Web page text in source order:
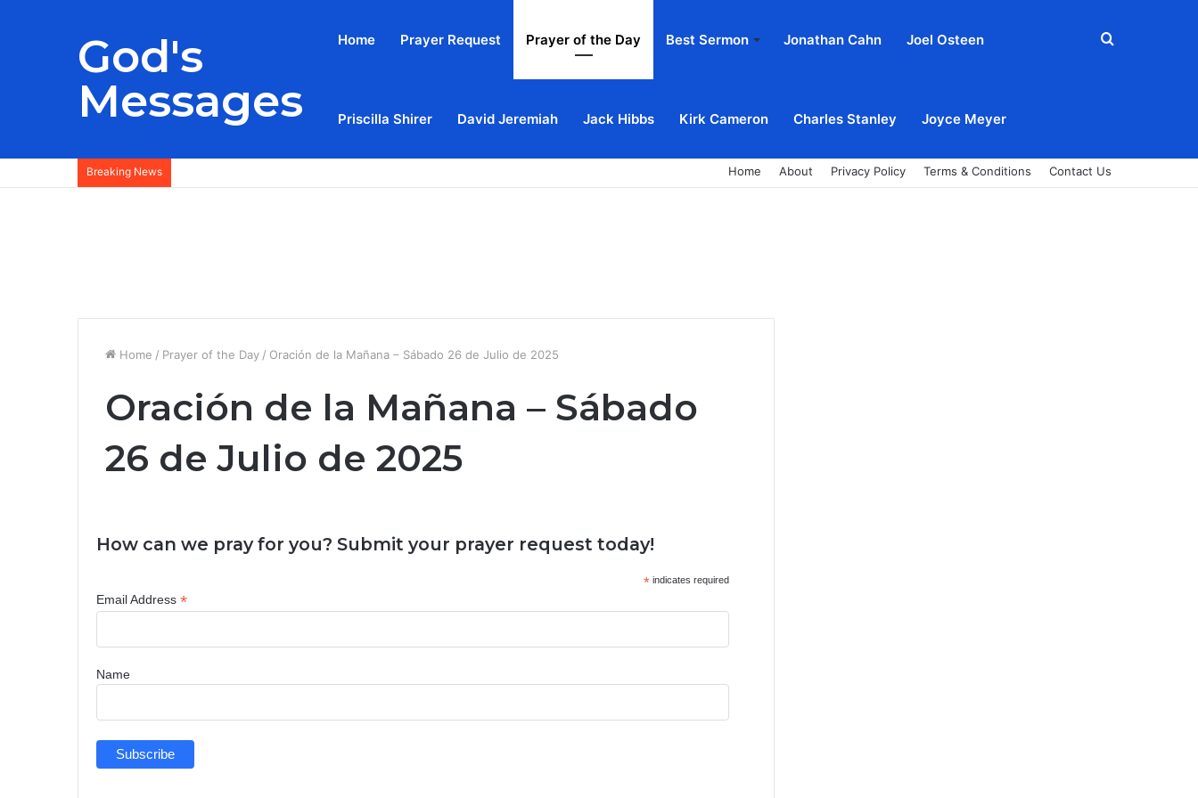
God's
Messages
Home Prayer Request Prayer of the Day Best Sermon Jonathan Cahn Joel Osteen
Priscilla Shirer David Jeremiah Jack Hibbs Kirk Cameron Charles Stanley Joyce Meyer
Search
Breaking News Home About Privacy Policy Terms & Conditions Contact Us
Home / Prayer of the Day / Oración de la Mañana – Sábado 26 de Julio de 2025
Oración de la Mañana – Sábado
26 de Julio de 2025
How can we pray for you? Submit your prayer request today!
* indicates required
Email Address *
Name